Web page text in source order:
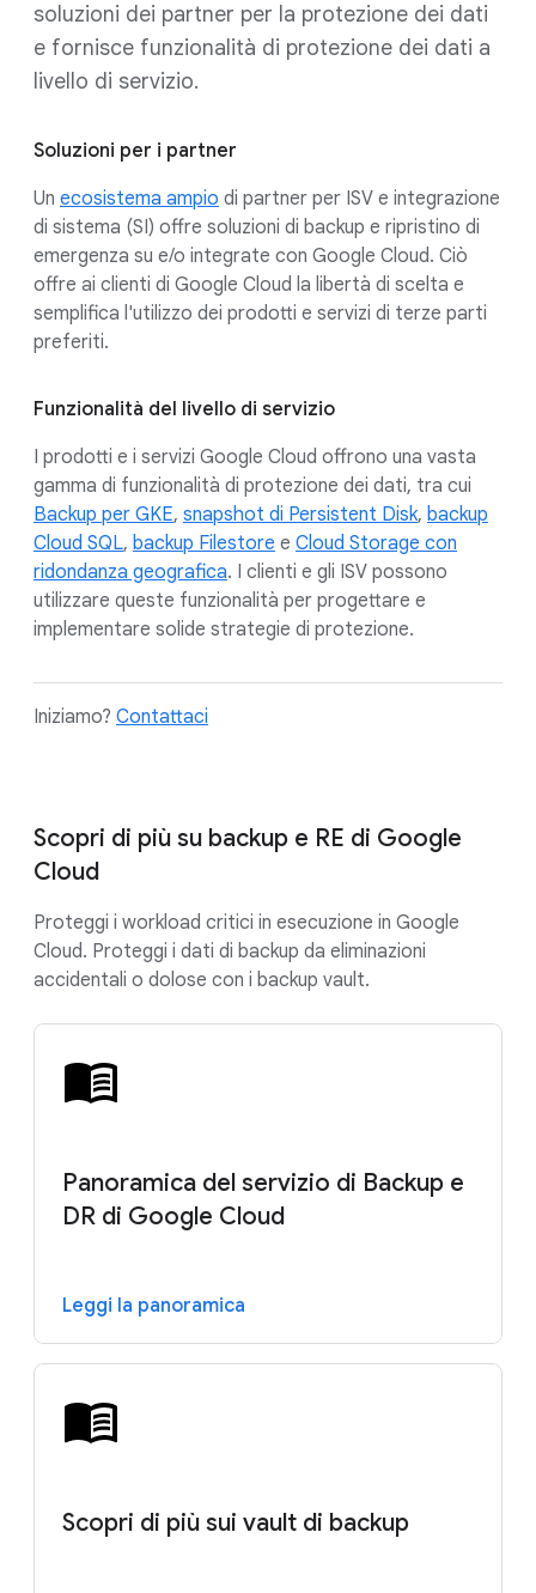
soluzioni dei partner per la protezione dei dati
e fornisce funzionalità di protezione dei dati a
livello di servizio.
Soluzioni per i partner
Un ecosistema ampio di partner per ISV e integrazione
di sistema (SI) offre soluzioni di backup e ripristino di
emergenza su e/o integrate con Google Cloud. Ciò
offre ai clienti di Google Cloud la libertà di scelta e
semplifica l'utilizzo dei prodotti e servizi di terze parti
preferiti.
Funzionalità del livello di servizio
I prodotti e i servizi Google Cloud offrono una vasta
gamma di funzionalità di protezione dei dati, tra cui
Backup per GKE, snapshot di Persistent Disk, backup
Cloud SQL, backup Filestore e Cloud Storage con
ridondanza geografica. I clienti e gli ISV possono
utilizzare queste funzionalità per progettare e
implementare solide strategie di protezione.
Iniziamo? Contattaci
Scopri di più su backup e RE di Google
Cloud
Proteggi i workload critici in esecuzione in Google
Cloud. Proteggi i dati di backup da eliminazioni
accidentali o dolose con i backup vault.
Panoramica del servizio di Backup e
DR di Google Cloud
Leggi la panoramica
Scopri di più sui vault di backup